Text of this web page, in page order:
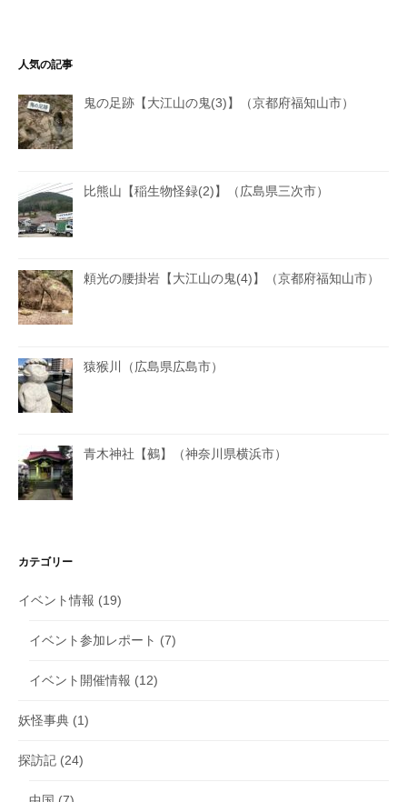
人気の記事
鬼の足跡【大江山の鬼(3)】（京都府福知山市）
比熊山【稲生物怪録(2)】（広島県三次市）
頼光の腰掛岩【大江山の鬼(4)】（京都府福知山市）
猿猴川（広島県広島市）
青木神社【鵺】（神奈川県横浜市）
カテゴリー
イベント情報 (19)
イベント参加レポート (7)
イベント開催情報 (12)
妖怪事典 (1)
探訪記 (24)